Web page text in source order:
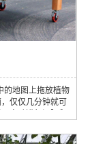
的地图上拖放植物
仅仅几分钟就可
相应的程序去控